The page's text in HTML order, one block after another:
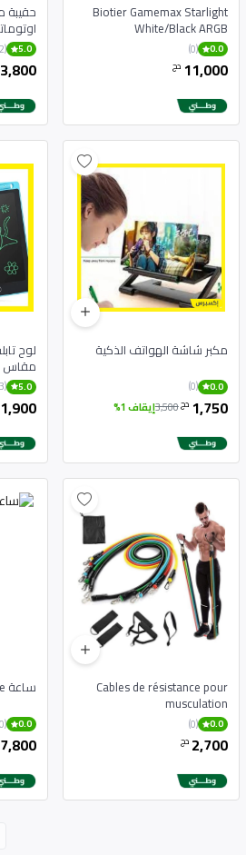
Biotier Gamemax Starlight
White/Black ARGB
0.0
(0)
11,000 دج
5.0
(2)
3,800
مكبر شاشة الهواتف الذكية
0.0
(0)
1,750 دج3,500إيقاف 1%
مقاس 8.5 بوصة
5.0
(3)
1,900
Cables de résistance pour
musculation
0.0
(0)
2,700 دج
ساعة Navi-force
0.0
(0)
7,800